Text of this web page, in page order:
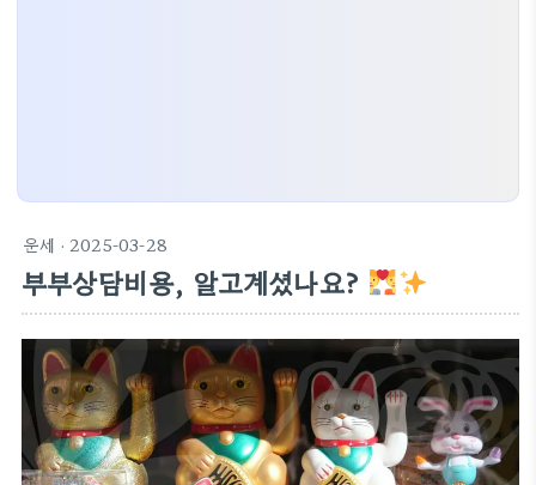
운세 · 2025-03-28
부부상담비용, 알고계셨나요?